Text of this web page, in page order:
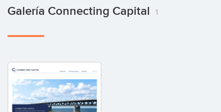
Galería Connecting Capital 1